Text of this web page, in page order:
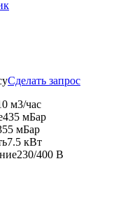
Сделать запрос
м3/час
435 мБар
мБар
7.5 кВт
230/400 В